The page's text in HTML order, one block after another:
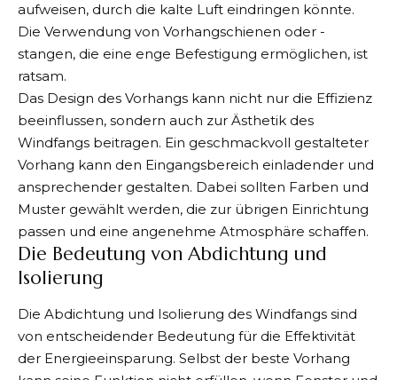
aufweisen, durch die kalte Luft eindringen könnte.
Die Verwendung von Vorhangschienen oder -
stangen, die eine enge Befestigung ermöglichen, ist
ratsam.
Das Design des Vorhangs kann nicht nur die Effizienz
beeinflussen, sondern auch zur Ästhetik des
Windfangs beitragen. Ein geschmackvoll gestalteter
Vorhang kann den Eingangsbereich einladender und
ansprechender gestalten. Dabei sollten Farben und
Muster gewählt werden, die zur übrigen Einrichtung
passen und eine angenehme Atmosphäre schaffen.
Die Bedeutung von Abdichtung und
Isolierung
Die Abdichtung und Isolierung des Windfangs sind
von entscheidender Bedeutung für die Effektivität
der Energieeinsparung. Selbst der beste Vorhang